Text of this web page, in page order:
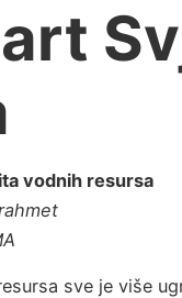
vodnih resursa
sve je više